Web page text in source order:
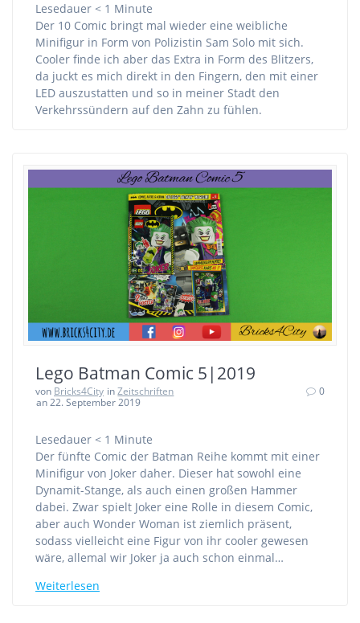
Lesedauer < 1 Minute
Der 10 Comic bringt mal wieder eine weibliche
Minifigur in Form von Polizistin Sam Solo mit sich.
Cooler finde ich aber das Extra in Form des Blitzers,
da juckt es mich direkt in den Fingern, den mit einer
LED auszustatten und so in meiner Stadt den
Verkehrssündern auf den Zahn zu fühlen.
Lego Batman Comic 5|2019
von Bricks4City inZeitschriften
an 22. September 2019
0
Lesedauer < 1 Minute
Der fünfte Comic der Batman Reihe kommt mit einer
Minifigur von Joker daher. Dieser hat sowohl eine
Dynamit-Stange, als auch einen großen Hammer
dabei. Zwar spielt Joker eine Rolle in diesem Comic,
aber auch Wonder Woman ist ziemlich präsent,
sodass vielleicht eine Figur von ihr cooler gewesen
wäre, allemal wir Joker ja auch schon einmal…
Weiterlesen